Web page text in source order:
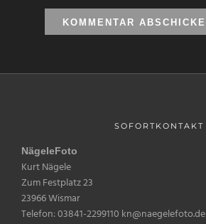
SOFORTKONTAKT
NägeleFoto
Kurt Nägele
Zum Festplatz 23
23966 Wismar
Telefon: 03841-2299110 kn@naegelefoto.de